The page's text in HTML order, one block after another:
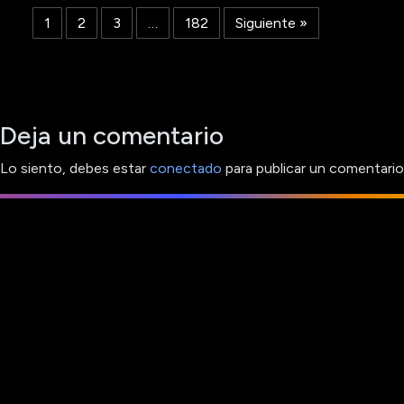
1 2 3 … 182 Siguiente »
Deja un comentario
Lo siento, debes estar conectado para publicar un